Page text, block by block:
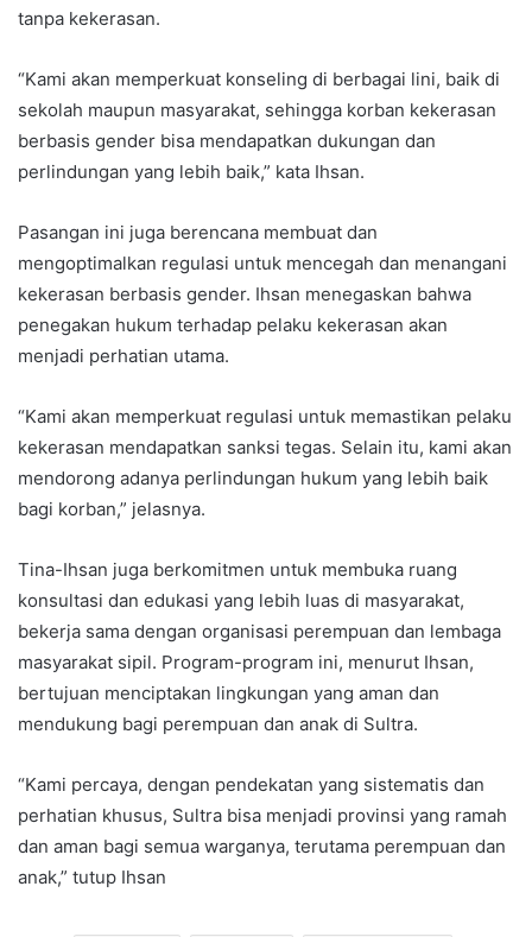
tanpa kekerasan.
“Kami akan memperkuat konseling di berbagai lini, baik di
sekolah maupun masyarakat, sehingga korban kekerasan
berbasis gender bisa mendapatkan dukungan dan
perlindungan yang lebih baik,” kata Ihsan.
Pasangan ini juga berencana membuat dan
mengoptimalkan regulasi untuk mencegah dan menangani
kekerasan berbasis gender. Ihsan menegaskan bahwa
penegakan hukum terhadap pelaku kekerasan akan
menjadi perhatian utama.
“Kami akan memperkuat regulasi untuk memastikan pelaku
kekerasan mendapatkan sanksi tegas. Selain itu, kami akan
mendorong adanya perlindungan hukum yang lebih baik
bagi korban,” jelasnya.
Tina-Ihsan juga berkomitmen untuk membuka ruang
konsultasi dan edukasi yang lebih luas di masyarakat,
bekerja sama dengan organisasi perempuan dan lembaga
masyarakat sipil. Program-program ini, menurut Ihsan,
bertujuan menciptakan lingkungan yang aman dan
mendukung bagi perempuan dan anak di Sultra.
“Kami percaya, dengan pendekatan yang sistematis dan
perhatian khusus, Sultra bisa menjadi provinsi yang ramah
dan aman bagi semua warganya, terutama perempuan dan
anak,” tutup Ihsan